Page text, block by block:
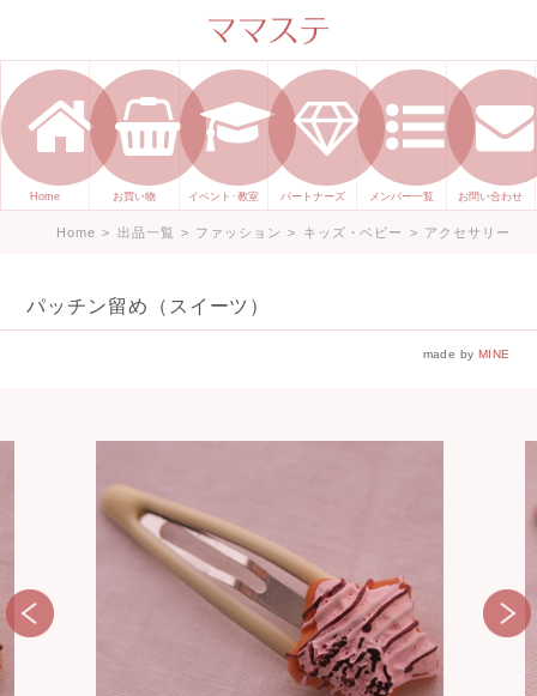
ママのかくれた才能発信します。
手づくり表現ステージ ママステ ハ
ンドメイド（手づくり）やスキル・
センスで表現したいママが集まって
ます。
Home お買い物 イベント･教室 パートナーズ メンバー一覧 お問い合わせ
Home > 出品一覧 > ファッション > キッズ・ベビー > アクセサリー
パッチン留め（スイーツ）
made by MINE